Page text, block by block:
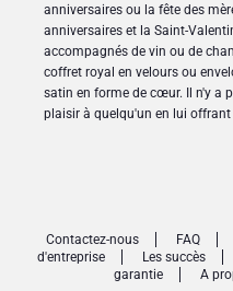
anniversaires ou la fête des
anniversaires et la Saint-
accompagnés de vin ou de
coffret royal en velours ou
satin en forme de cœur. Il n'y a
plaisir à quelqu'un en lui
Contactez-nous FAQ
d'entreprise
Les succès
garantie
A